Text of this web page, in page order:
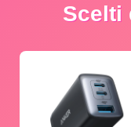
Scelti